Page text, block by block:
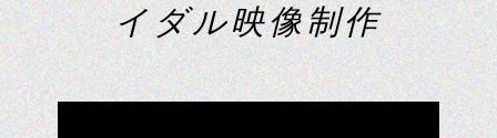
イダル映像制作